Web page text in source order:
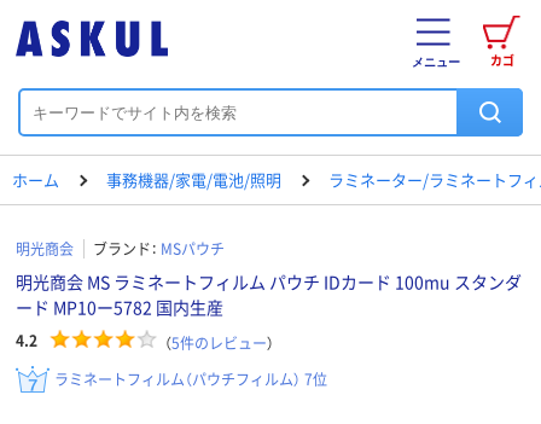
カゴ
メニュー
ホーム 事務機器/家電/電池/照明 ラミネーター/ラミネートフ
明光商会 ブランド： MSパウチ
明光商会 MS ラミネートフィルム パウチ IDカード 100mu スタンダ
ード MP10ー5782 国内生産
4.2 （5件のレビュー）
ラミネートフィルム（パウチフィルム） 7位